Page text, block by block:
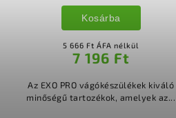
5 666 Ft ÁFA nélkül
7 196 Ft
Kosárba
Az EXO PRO vágókészülékek kiváló
minőségű tartozékok, amelyek az...